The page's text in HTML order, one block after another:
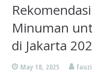
Minuman
di Jakarta
May 18, 2025 fauzi